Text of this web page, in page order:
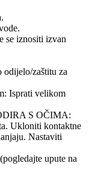
se iznositi izvan
odijelo/zaštitu za
Isprati velikom
S OČIMA:
Ukloniti kontaktne
Nastaviti
upute na